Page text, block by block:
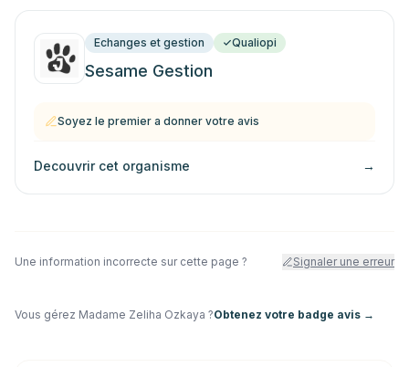
Echanges et gestion Qualiopi
Sesame Gestion
Soyez le premier a donner votre avis
Decouvrir cet organisme →
Une information incorrecte sur cette page ? Signaler une erreur
Vous gérez Madame Zeliha Ozkaya ?Obtenez votre badge avis →